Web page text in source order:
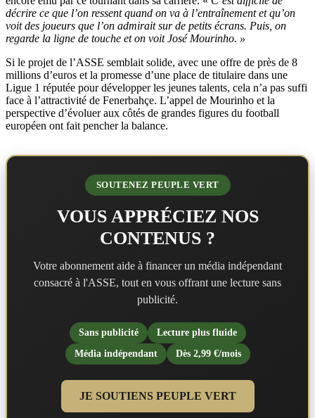
décrire ce que l’on ressent quand on va à l’entraînement et qu’on
voit des joueurs que l’on admirait sur de petits écrans. Puis, on
regarde la ligne de touche et on voit José Mourinho. »
Si le projet de l’ASSE semblait solide, avec une offre de près de 8
millions d’euros et la promesse d’une place de titulaire dans une
Ligue 1 réputée pour développer les jeunes talents, cela n’a pas suffi
face à l’attractivité de Fenerbahçe. L’appel de Mourinho et la
perspective d’évoluer aux côtés de grandes figures du football
européen ont fait pencher la balance.
SOUTENEZ PEUPLE VERT
VOUS APPRÉCIEZ NOS
CONTENUS ?
Votre abonnement aide à financer un média indépendant
consacré à l'ASSE, tout en vous offrant une lecture sans
publicité.
Sans publicité
Lecture plus fluide
Média indépendant
Dès 2,99 €/mois
JE SOUTIENS PEUPLE VERT